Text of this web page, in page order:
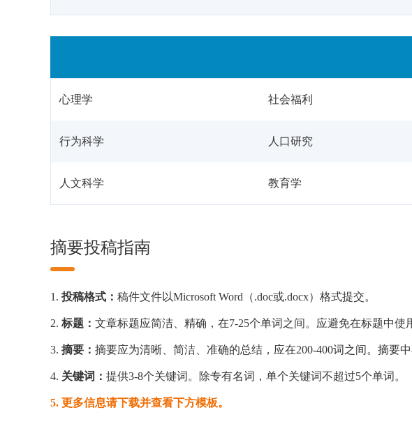
心理学 社会福利
行为科学 人口研究
人文科学 教育学
摘要投稿指南
1. 投稿格式： 稿件文件以Microsoft Word（.doc或.docx）格式提交。
2. 标题： 文章标题应简洁、精确，在7-25个单词之间。应避免在标题中
3. 摘要： 摘要应为清晰、简洁、准确的总结，应在200-400词之间。摘要
4. 关键词： 提供3-8个关键词。除专有名词，单个关键词不超过5个单词。
5. 更多信息请下载并查看下方模板。